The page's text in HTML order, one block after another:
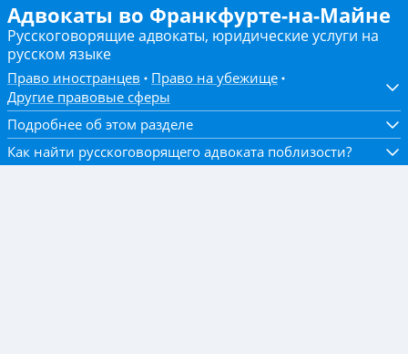
Адвокаты во Франкфурте-на-Майне
Русскоговорящие адвокаты, юридические услуги на
русском языке
Право иностранцев
Право на убежище
Другие правовые сферы
Подробнее об этом разделе
Как найти русскоговорящего адвоката поблизости?